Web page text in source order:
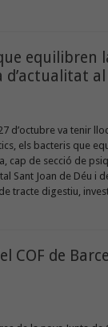
equilibren
al
d’octubre va tenir
els bacteris que
cap de secció de
Sant Joan de Déu i
tracte digestiu,
COF de